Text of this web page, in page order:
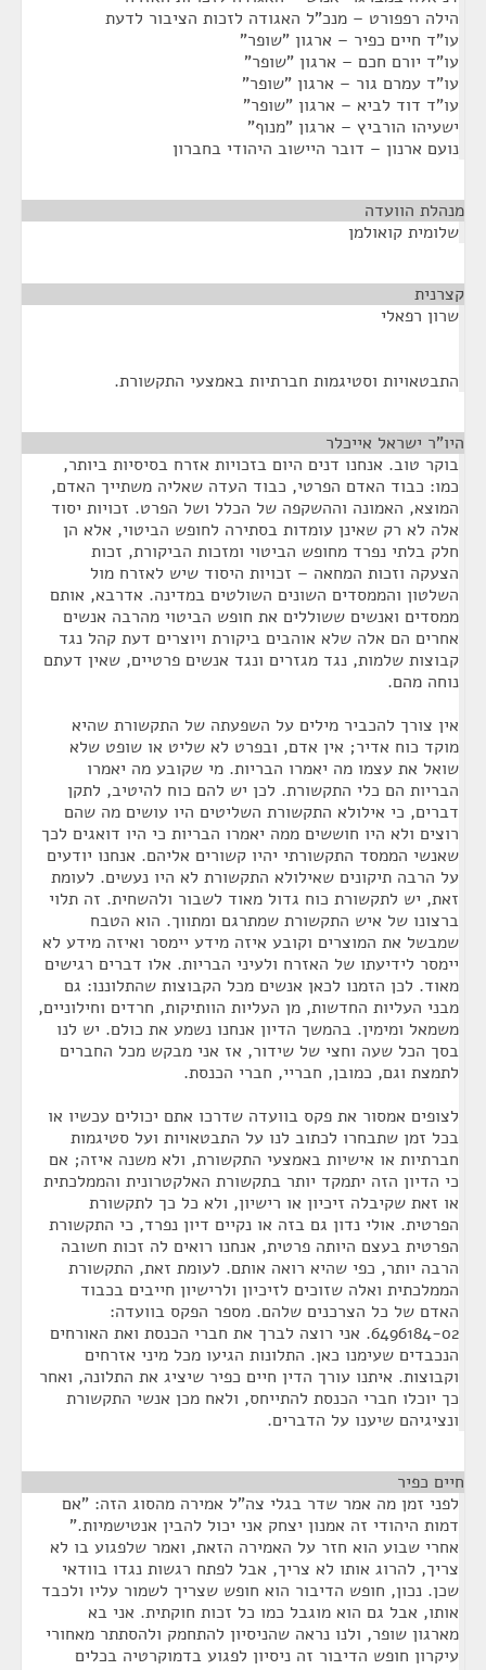
הילה רפפורט – מנכ"ל האגודה לזכות הציבור לדעת
עו"ד חיים כפיר – ארגון "שופר"
עו"ד יורם חכם – ארגון "שופר"
עו"ד עמרם גור – ארגון "שופר"
עו"ד דוד לביא – ארגון "שופר"
ישעיהו הורביץ – ארגון "מנוף"
נועם ארנון – דובר היישוב היהודי בחברון
מנהלת הוועדה
שלומית קואולמן
קצרנית
שרון רפאלי
התבטאויות וסטיגמות חברתיות באמצעי התקשורת.
היו"ר ישראל אייכלר
בוקר טוב. אנחנו דנים היום בזכויות אזרח בסיסיות ביותר,
כמו: כבוד האדם הפרטי, כבוד העדה שאליה משתייך האדם,
המוצא, האמונה וההשקפה של הכלל ושל הפרט. זכויות יסוד
אלה לא רק שאינן עומדות בסתירה לחופש הביטוי, אלא הן
חלק בלתי נפרד מחופש הביטוי ומזכות הביקורת, זכות
הצעקה וזכות המחאה – זכויות היסוד שיש לאזרח מול
השלטון והממסדים השונים השולטים במדינה. אדרבא, אותם
ממסדים ואנשים ששוללים את חופש הביטוי מהרבה אנשים
אחרים הם אלה שלא אוהבים ביקורת ויוצרים דעת קהל נגד
קבוצות שלמות, נגד מגזרים ונגד אנשים פרטיים, שאין דעתם
נוחה מהם.
אין צורך להכביר מילים על השפעתה של התקשורת שהיא
מוקד כוח אדיר; אין אדם, ובפרט לא שליט או שופט שלא
שואל את עצמו מה יאמרו הבריות. מי שקובע מה יאמרו
הבריות הם כלי התקשורת. לכן יש להם כוח להיטיב, לתקן
דברים, כי אילולא התקשורת השליטים היו עושים מה שהם
רוצים ולא היו חוששים ממה יאמרו הבריות כי היו דואגים לכך
שאנשי הממסד התקשורתי יהיו קשורים אליהם. אנחנו יודעים
על הרבה תיקונים שאילולא התקשורת לא היו נעשים. לעומת
זאת, יש לתקשורת כוח גדול מאוד לשבור ולהשחית. זה תלוי
ברצונו של איש התקשורת שמתרגם ומתווך. הוא הטבח
שמבשל את המוצרים וקובע איזה מידע יימסר ואיזה מידע לא
יימסר לידיעתו של האזרח ולעיני הבריות. אלו דברים רגישים
מאוד. לכן הזמנו לכאן אנשים מכל הקבוצות שהתלוננו: גם
מבני העליות החדשות, מן העליות הוותיקות, חרדים וחילוניים,
משמאל ומימין. בהמשך הדיון אנחנו נשמע את כולם. יש לנו
בסך הכל שעה וחצי של שידור, אז אני מבקש מכל החברים
לתמצת וגם, כמובן, חבריי, חברי הכנסת.
לצופים אמסור את פקס בוועדה שדרכו אתם יכולים עכשיו או
בכל זמן שתבחרו לכתוב לנו על התבטאויות ועל סטיגמות
חברתיות או אישיות באמצעי התקשורת, ולא משנה איזה; אם
כי הדיון הזה יתמקד יותר בתקשורת האלקטרונית והממלכתית
או זאת שקיבלה זיכיון או רישיון, ולא כל כך לתקשורת
הפרטית. אולי נדון גם בזה או נקיים דיון נפרד, כי התקשורת
הפרטית בעצם היותה פרטית, אנחנו רואים לה זכות חשובה
הרבה יותר, כפי שהיא רואה אותם. לעומת זאת, התקשורת
הממלכתית ואלה שזוכים לזיכיון ולרישיון חייבים בכבוד
האדם של כל הצרכנים שלהם. מספר הפקס בוועדה:
6496184-02. אני רוצה לברך את חברי הכנסת ואת האורחים
הנכבדים שעימנו כאן. התלונות הגיעו מכל מיני אזרחים
וקבוצות. איתנו עורך הדין חיים כפיר שיציג את התלונה, ואחר
כך יוכלו חברי הכנסת להתייחס, ולאח מכן אנשי התקשורת
ונציגיהם שיענו על הדברים.
חיים כפיר
לפני זמן מה אמר שדר בגלי צה"ל אמירה מהסוג הזה: "אם
דמות היהודי זה אמנון יצחק אני יכול להבין אנטישמיות."
אחרי שבוע הוא חזר על האמירה הזאת, ואמר שלפגוע בו לא
צריך, להרוג אותו לא צריך, אבל לפתח רגשות נגדו בוודאי
שכן. נכון, חופש הדיבור הוא חופש שצריך לשמור עליו ולכבד
אותו, אבל גם הוא מוגבל כמו כל זכות חוקתית. אני בא
מארגון שופר, ולנו נראה שהניסיון להתחמק ולהסתתר מאחורי
עיקרון חופש הדיבור זה ניסיון לפגוע בדמוקרטיה בכלים